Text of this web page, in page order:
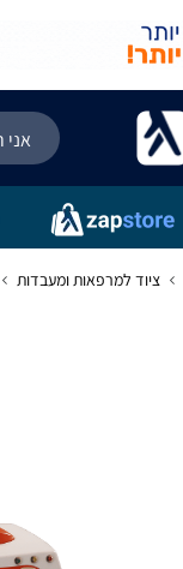
ציוד למרפאות ומעבדות